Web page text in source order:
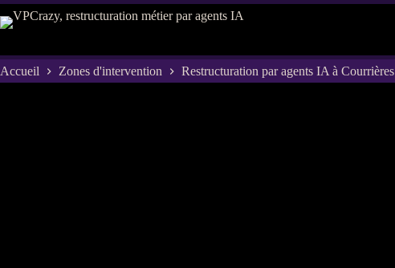
Passer
au
Accueil
Zones d'intervention Restructuration par agents IA à Courrières